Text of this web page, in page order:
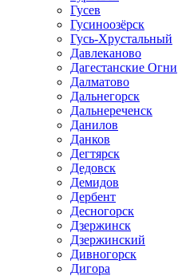
Гусев
Гусиноозёрск
Гусь-Хрустальный
Давлеканово
Дагестанские Огни
Далматово
Дальнегорск
Дальнереченск
Данилов
Данков
Дегтярск
Дедовск
Демидов
Дербент
Десногорск
Дзержинск
Дзержинский
Дивногорск
Дигора